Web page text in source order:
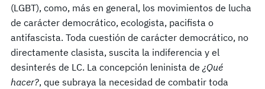
(LGBT), como, más en general, los movimientos de lucha
de carácter democrático, ecologista, pacifista o
antifascista. Toda cuestión de carácter democrático, no
directamente clasista, suscita la indiferencia y el
desinterés de LC. La concepción leninista de ¿Qué
hacer?, que subraya la necesidad de combatir toda